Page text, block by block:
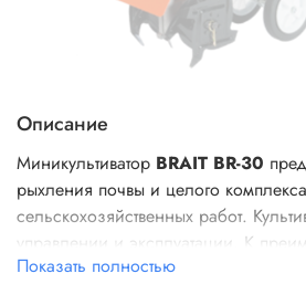
Описание
Миникультиватор BRAIT BR-30
рыхления почвы и целого
сельскохозяйственных работ.
управлении и эксплуатации. К
относятся: легкий вес, наличие
Показать полностью